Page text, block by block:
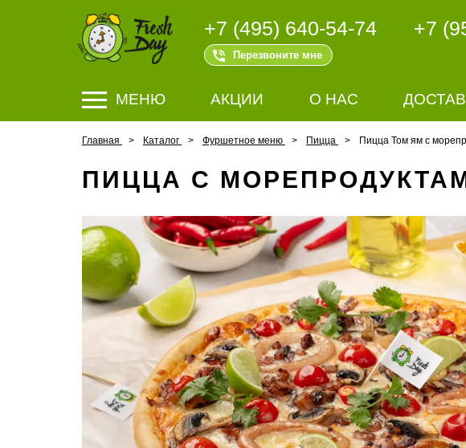
+7 (495) 640-54-74
Перезвоните мне
+7
МЕНЮ АКЦИИ О НАС
Главная Каталог Фуршетное меню Пицца Пицца Том ям с
ПИЦЦА С